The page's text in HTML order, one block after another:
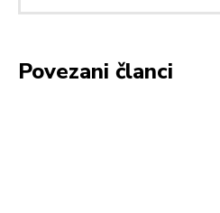
Povezani članci